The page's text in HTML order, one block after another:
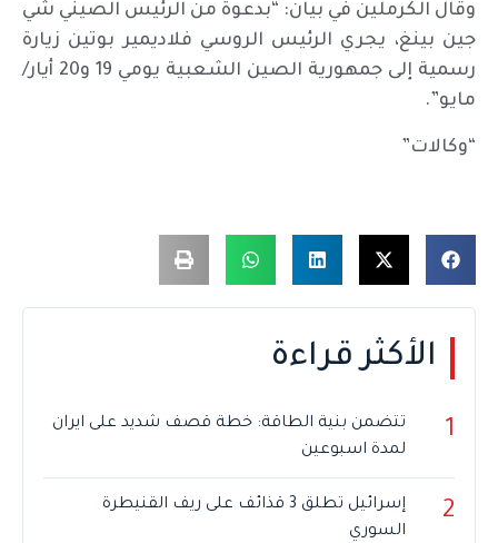
وقال الكرملين في بيان: “بدعوة من الرئيس الصيني شي
جين بينغ، يجري الرئيس الروسي فلاديمير بوتين زيارة
رسمية إلى جمهورية الصين الشعبية يومي 19 و20 أيار/
مايو”.
“وكالات”
الأكثر قراءة
1
تتضمن بنية الطاقة: خطة قصف شديد على ايران
لمدة اسبوعين
2
إسرائيل تطلق 3 قذائف على ريف القنيطرة
السوري